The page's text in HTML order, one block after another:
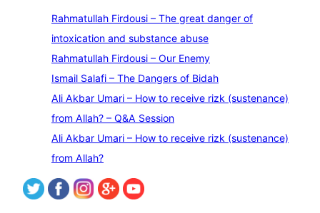
Rahmatullah Firdousi – The great danger of
intoxication and substance abuse
Rahmatullah Firdousi – Our Enemy
Ismail Salafi – The Dangers of Bidah
Ali Akbar Umari – How to receive rizk (sustenance)
from Allah? – Q&A Session
Ali Akbar Umari – How to receive rizk (sustenance)
from Allah?